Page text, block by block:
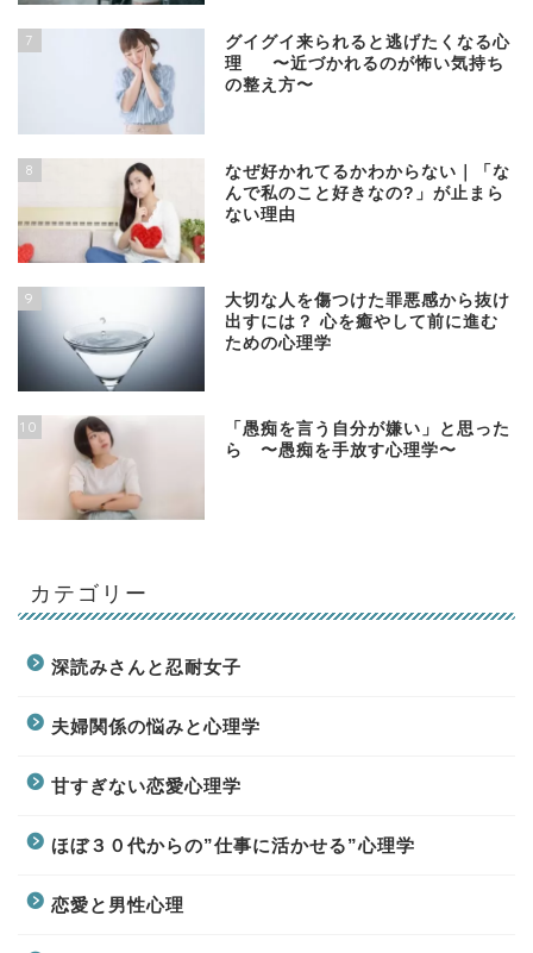
7
グイグイ来られると逃げたくなる心
理 〜近づかれるのが怖い気持ち
の整え方〜
8
なぜ好かれてるかわからない｜「な
んで私のこと好きなの?」が止まら
ない理由
9
大切な人を傷つけた罪悪感から抜け
出すには？ 心を癒やして前に進む
ための心理学
10
「愚痴を言う自分が嫌い」と思った
ら 〜愚痴を手放す心理学〜
カテゴリー
深読みさんと忍耐女子
夫婦関係の悩みと心理学
甘すぎない恋愛心理学
ほぼ３０代からの”仕事に活かせる”心理学
恋愛と男性心理